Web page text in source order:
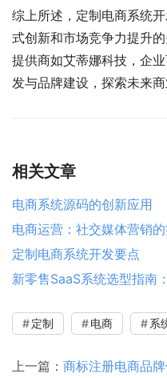
综上所述，定制电商系统
式创新和市场竞争力提升
提供商如艾蒂娜科技，企
发与品牌建设，探索未来商
相关文章
电商系统源码的创新应用
电商运营：社交媒体营销
定制电商系统开发要点
新零售SaaS系统选型指南
定制 电商 系
上一篇： 商标注册电商品